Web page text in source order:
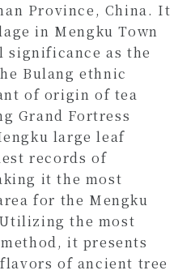
Province, China. It
in Mengku Town
significance as the
Bulang ethnic
of origin of tea
Grand Fortress
large leaf
records of
it the most
for the Mengku
the most
it presents
of ancient tree